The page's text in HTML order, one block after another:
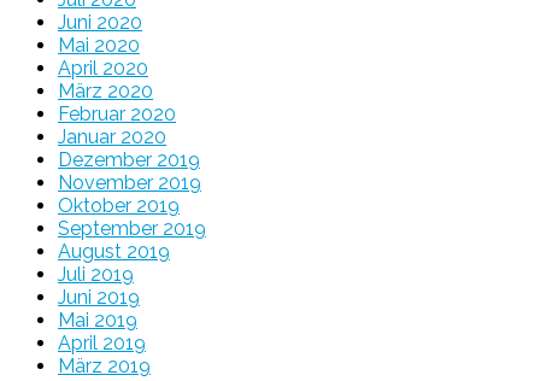
Juni 2020
Mai 2020
April 2020
März 2020
Februar 2020
Januar 2020
Dezember 2019
November 2019
Oktober 2019
September 2019
August 2019
Juli 2019
Juni 2019
Mai 2019
April 2019
März 2019